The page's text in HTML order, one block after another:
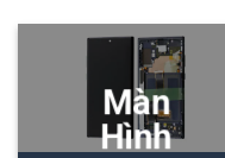
Màn
Hình